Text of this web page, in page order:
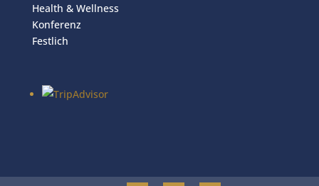
Health & Wellness
Konferenz
Festlich